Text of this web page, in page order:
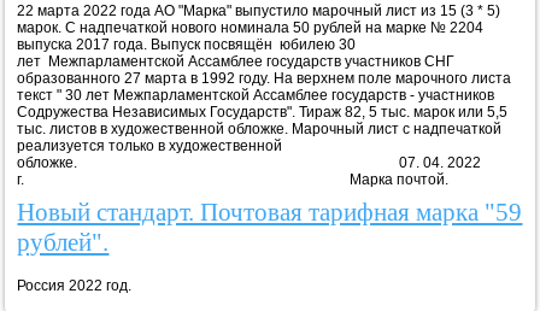
22 марта 2022 года АО "Марка" выпустило марочный лист из 15 (3 * 5)
марок. С надпечаткой нового номинала 50 рублей на марке № 2204
выпуска 2017 года. Выпуск посвящён юбилею 30
лет Межпарламентской Ассамблее государств участников СНГ
образованного 27 марта в 1992 году. На верхнем поле марочного листа
текст " 30 лет Межпарламентской Ассамблее государств - участников
Содружества Независимых Государств". Тираж 82, 5 тыс. марок или 5,5
тыс. листов в художественной обложке. Марочный лист с надпечаткой
реализуется только в художественной
обложке. 07. 04. 2022
г. Марка почтой.
Новый стандарт. Почтовая тарифная марка "59
рублей".
Россия 2022 год.